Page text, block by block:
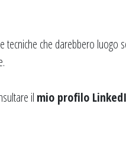
tecniche che darebbero
il mio profilo